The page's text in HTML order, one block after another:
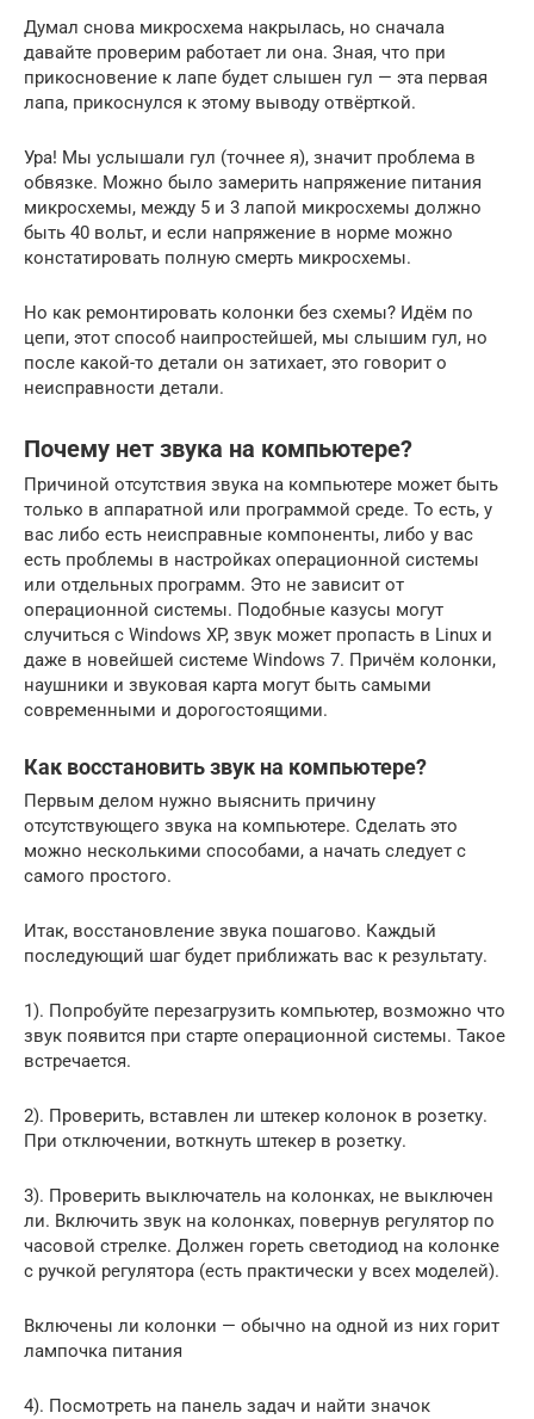
Думал снова микросхема накрылась, но сначала
давайте проверим работает ли она. Зная, что при
прикосновение к лапе будет слышен гул — эта первая
лапа, прикоснулся к этому выводу отвёрткой.
Ура! Мы услышали гул (точнее я), значит проблема в
обвязке. Можно было замерить напряжение питания
микросхемы, между 5 и 3 лапой микросхемы должно
быть 40 вольт, и если напряжение в норме можно
констатировать полную смерть микросхемы.
Но как ремонтировать колонки без схемы? Идём по
цепи, этот способ наипростейшей, мы слышим гул, но
после какой-то детали он затихает, это говорит о
неисправности детали.
Почему нет звука на компьютере?
Причиной отсутствия звука на компьютере может быть
только в аппаратной или программой среде. То есть, у
вас либо есть неисправные компоненты, либо у вас
есть проблемы в настройках операционной системы
или отдельных программ. Это не зависит от
операционной системы. Подобные казусы могут
случиться с Windows XP, звук может пропасть в Linux и
даже в новейшей системе Windows 7. Причём колонки,
наушники и звуковая карта могут быть самыми
современными и дорогостоящими.
Как восстановить звук на компьютере?
Первым делом нужно выяснить причину
отсутствующего звука на компьютере. Сделать это
можно несколькими способами, а начать следует с
самого простого.
Итак, восстановление звука пошагово. Каждый
последующий шаг будет приближать вас к результату.
1). Попробуйте перезагрузить компьютер, возможно что
звук появится при старте операционной системы. Такое
встречается.
2). Проверить, вставлен ли штекер колонок в розетку.
При отключении, воткнуть штекер в розетку.
3). Проверить выключатель на колонках, не выключен
ли. Включить звук на колонках, повернув регулятор по
часовой стрелке. Должен гореть светодиод на колонке
с ручкой регулятора (есть практически у всех моделей).
Включены ли колонки — обычно на одной из них горит
лампочка питания
4). Посмотреть на панель задач и найти значок